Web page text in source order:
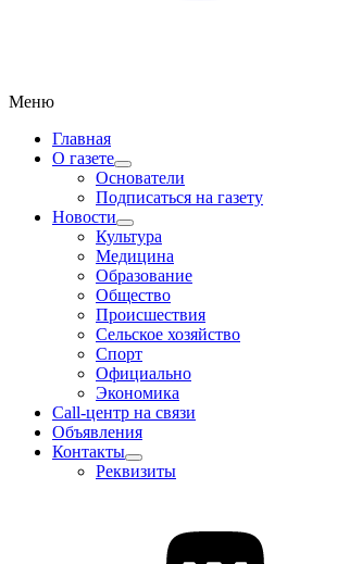
Меню
Главная
О газете
Основатели
Подписаться на газету
Новости
Культура
Медицина
Образование
Общество
Происшествия
Сельское хозяйство
Спорт
Официально
Экономика
Call-центр на связи
Объявления
Контакты
Реквизиты